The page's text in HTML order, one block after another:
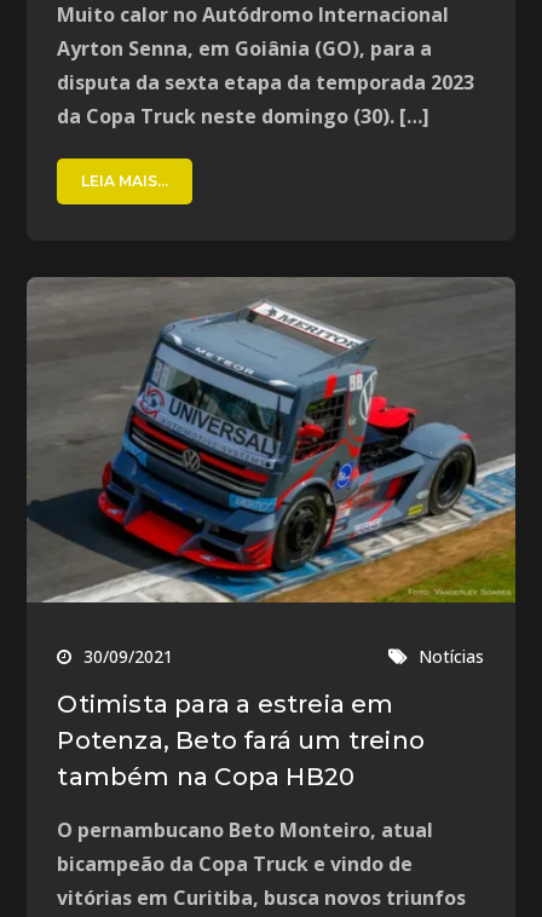
Muito calor no Autódromo Internacional
Ayrton Senna, em Goiânia (GO), para a
disputa da sexta etapa da temporada 2023
da Copa Truck neste domingo (30). […]
LEIA MAIS...
30/09/2021 Notícias
Otimista para a estreia em
Potenza, Beto fará um treino
também na Copa HB20
O pernambucano Beto Monteiro, atual
bicampeão da Copa Truck e vindo de
vitórias em Curitiba, busca novos triunfos